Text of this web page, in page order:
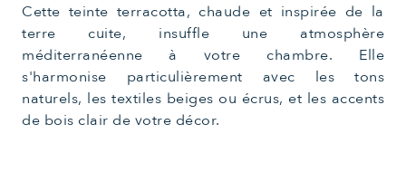
Cette teinte terracotta, chaude et inspirée de la
terre cuite, insuffle une atmosphère
méditerranéenne à votre chambre. Elle
s'harmonise particulièrement avec les tons
naturels, les textiles beiges ou écrus, et les accents
de bois clair de votre décor.